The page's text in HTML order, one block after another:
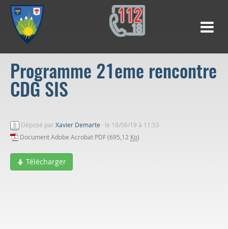
Programme 21eme rencontre
CDG SIS
Déposé parXavier Demarte · le 18/06/19 à 11:53
Document Adobe Acrobat PDF (695,12 Ko)
Télécharger